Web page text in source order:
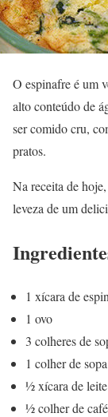
O espinafre é um
alto conteúdo de
ser comido cru,
pratos.
Na receita de
leveza de um
1 xícara de
1 ovo
3 colheres de
1 colher de
½ xícara de
½ colher de